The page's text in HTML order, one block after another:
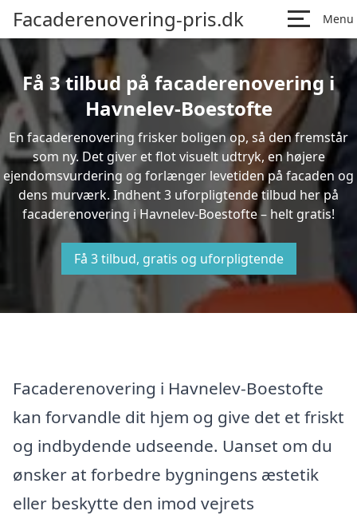
Facaderenovering-pris.dk Menu
Få 3 tilbud på facaderenovering i
Havnelev-Boestofte
En facaderenovering frisker boligen op, så den fremstår
som ny. Det giver et flot visuelt udtryk, en højere
ejendomsvurdering og forlænger levetiden på facaden og
dens murværk. Indhent 3 uforpligtende tilbud her på
facaderenovering i Havnelev-Boestofte – helt gratis!
Få 3 tilbud, gratis og uforpligtende
Facaderenovering i Havnelev-Boestofte
kan forvandle dit hjem og give det et friskt
og indbydende udseende. Uanset om du
ønsker at forbedre bygningens æstetik
eller beskytte den imod vejrets